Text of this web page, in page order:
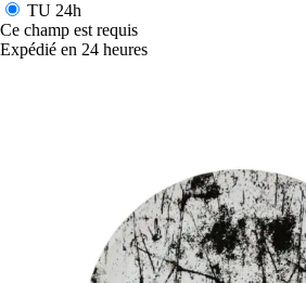
TU 24h
Ce champ est requis
Expédié en 24 heures